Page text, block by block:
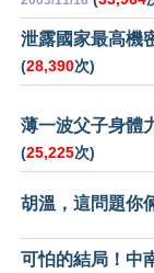
泄露國家最高機
(28,390次)
薄一波父子身體
(25,225次)
胡溫，這問題你
可怕的結局！中